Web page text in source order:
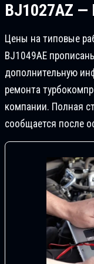
BJ1027AZ —
Цены на типовые
BJ1049AE
дополнительную
ремонта
компании. Полная
сообщается после